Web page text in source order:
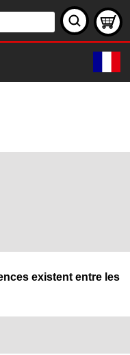
existent entre les